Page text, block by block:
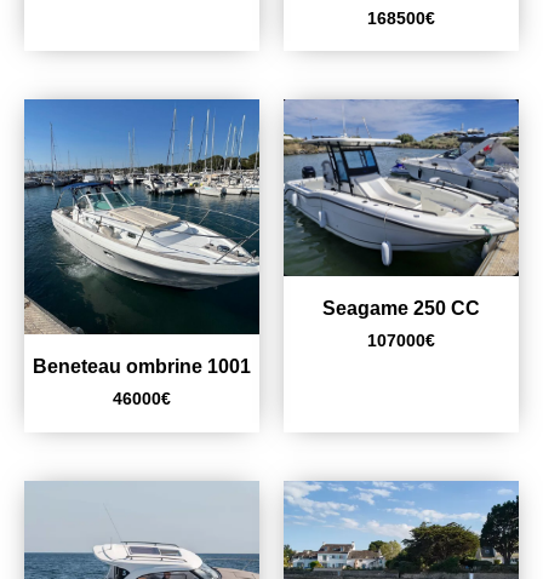
168500€
Beneteau ombrine 1001
46000€
Seagame 250 CC
107000€